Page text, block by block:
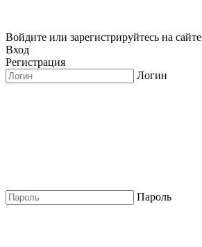
Войдите или зарегистрируйтесь на сайте
Вход
Регистрация
Логин
Пароль